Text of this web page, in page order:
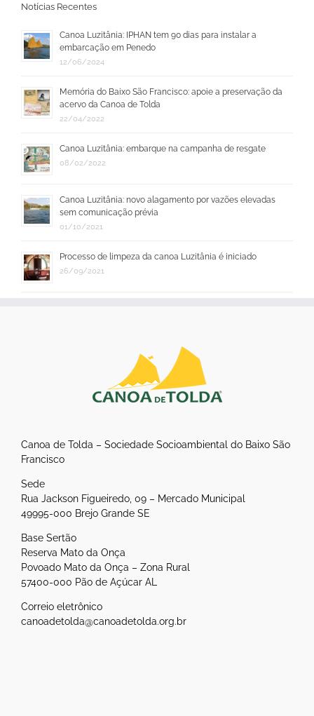
Notícias Recentes
Canoa Luzitânia: IPHAN tem 90 dias para instalar a
embarcação em Penedo
12/06/2024
Memória do Baixo São Francisco: apoie a preservação da
acervo da Canoa de Tolda
22/04/2022
Canoa Luzitânia: embarque na campanha de resgate
08/02/2022
Canoa Luzitânia: novo alagamento por vazões elevadas
sem comunicação prévia
01/10/2021
Processo de limpeza da canoa Luzitânia é iniciado
26/09/2021
Canoa de Tolda – Sociedade Socioambiental do Baixo São
Francisco
Sede
Rua Jackson Figueiredo, 09 – Mercado Municipal
49995-000 Brejo Grande SE
Base Sertão
Reserva Mato da Onça
Povoado Mato da Onça – Zona Rural
57400-000 Pão de Açúcar AL
Correio eletrônico
canoadetolda@canoadetolda.org.br